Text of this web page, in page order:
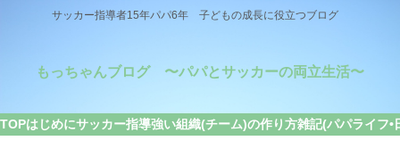
サッカー指導者15年パパ6年 子どもの成長に役立つブログ
もっちゃんブログ 〜パパとサッカーの両立生活〜
TOPはじめにサッカー指導強い組織(チーム)の作り方雑記(パパライフ•